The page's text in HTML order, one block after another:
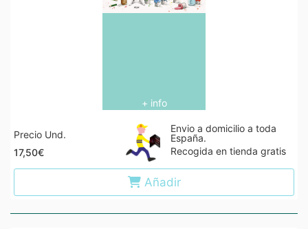
+ info
Precio Und.
17,50€
Envio a domicilio a toda
España.
Recogida en tienda gratis
Añadir